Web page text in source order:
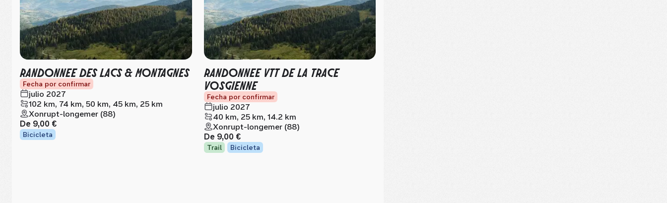
RANDONNEE DES LACS & MONTAGNES
Fecha por confirmar
julio 2027
102 km, 74 km, 50 km, 45 km, 25 km
Xonrupt-longemer (88)
De 9,00 €
Bicicleta
RANDONNEE VTT DE LA TRACE
VOSGIENNE
Fecha por confirmar
julio 2027
40 km, 25 km, 14.2 km
Xonrupt-longemer (88)
De 9,00 €
Trail Bicicleta